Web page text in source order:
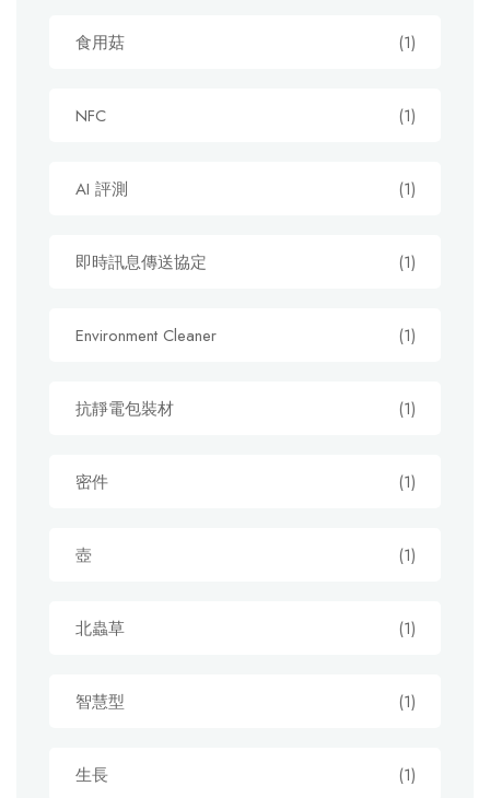
食用菇 (1)
NFC (1)
AI 評測 (1)
即時訊息傳送協定 (1)
Environment Cleaner (1)
抗靜電包裝材 (1)
密件 (1)
壺 (1)
北蟲草 (1)
智慧型 (1)
生長 (1)